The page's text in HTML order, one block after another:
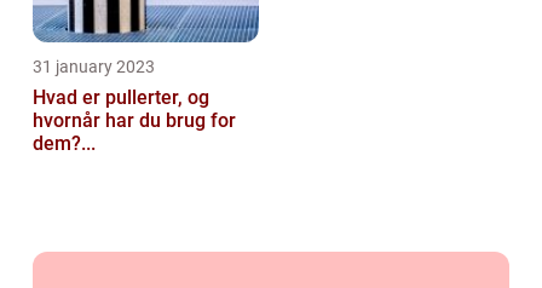
31 january 2023
Hvad er pullerter, og
hvornår har du brug for
dem?...